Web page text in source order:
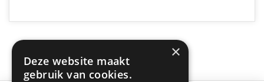
×
Deze website maakt
gebruik van cookies.